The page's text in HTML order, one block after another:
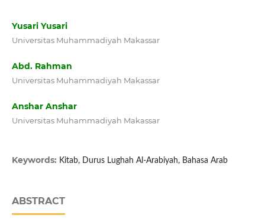
Yusari Yusari
Universitas Muhammadiyah Makassar
Abd. Rahman
Universitas Muhammadiyah Makassar
Anshar Anshar
Universitas Muhammadiyah Makassar
Keywords: Kitab, Durus Lughah Al-Arabiyah, Bahasa Arab
ABSTRACT